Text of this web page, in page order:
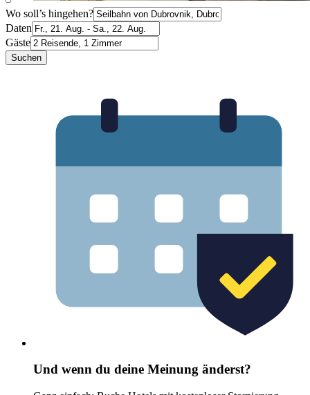
Wo soll’s hingehen?
Daten
Gäste
Suchen
Und wenn du deine Meinung änderst?